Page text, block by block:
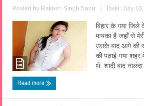
Posted by Rakesh Singh Sonu Date: July
बिहार के गया जिले
मायका है जहाँ से मेरी
उसके बाद आगे की
की पढ़ाई गया शहर
थें. शादी बाद
Read more